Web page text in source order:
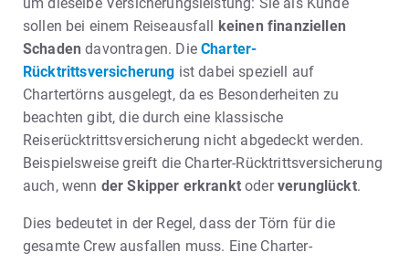
um dieselbe Versicherungsleistung: Sie als Kunde
sollen bei einem Reiseausfall
keinen finanziellen
Schaden davontragen. DieCharter-
Rücktrittsversicherung ist dabei speziell auf
Chartertörns ausgelegt, da es Besonderheiten zu
beachten gibt, die durch eine klassische
Reiserücktrittsversicherung nicht abgedeckt werden.
Beispielsweise greift die Charter-Rücktrittsversicherung
auch, wenn der Skipper erkranktoderverunglückt.
Dies bedeutet in der Regel, dass der Törn für die
gesamte Crew ausfallen muss. Eine Charter-